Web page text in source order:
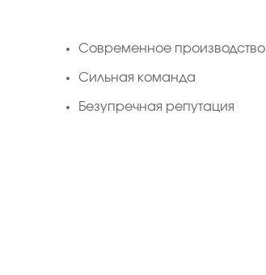
Cовременное производство
Сильная команда
Безупречная репутация